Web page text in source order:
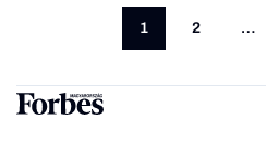
1 2 …